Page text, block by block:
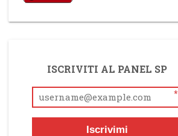
ISCRIVITI AL PANEL SP
*
Iscrivimi